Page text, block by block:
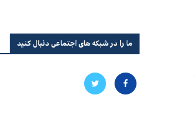
ما را در شبکه های اجتماعی دنبال کنید